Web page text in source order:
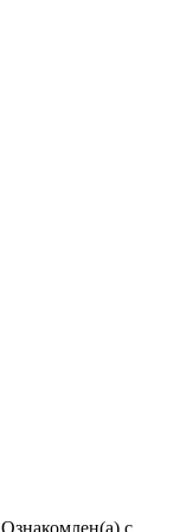
Ознакомлен(а) с